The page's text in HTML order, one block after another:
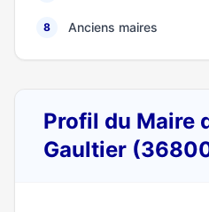
8 Anciens maires
Profil du Maire
Gaultier